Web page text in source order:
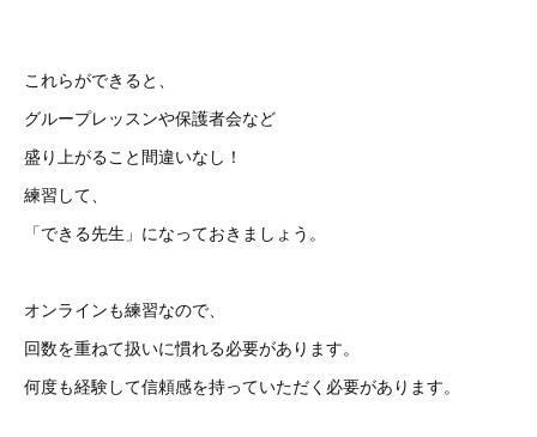
これらができると、
グループレッスンや保護者会など
盛り上がること間違いなし！
練習して、
「できる先生」になっておきましょう。
オンラインも練習なので、
回数を重ねて扱いに慣れる必要があります。
何度も経験して信頼感を持っていただく必要があります。